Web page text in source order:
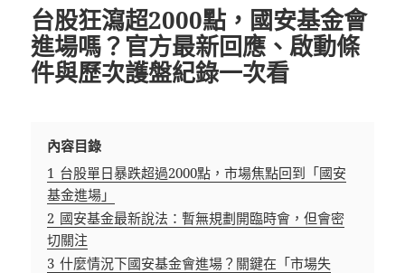
台股狂瀉超2000點，國安基金會
進場嗎？官方最新回應、啟動條
件與歷次護盤紀錄一次看
內容目錄
1 台股單日暴跌超過2000點，市場焦點回到「國安
基金進場」
2 國安基金最新說法：暫無規劃開臨時會，但會密
切關注
3 什麼情況下國安基金會進場？關鍵在「市場失